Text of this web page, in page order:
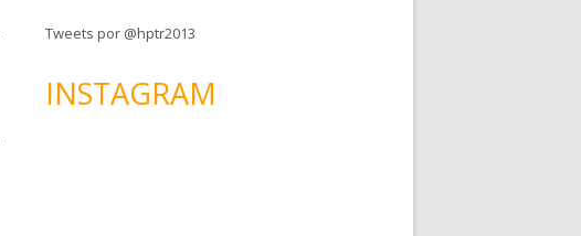
o
Tweets por @hptr2013
INSTAGRAM